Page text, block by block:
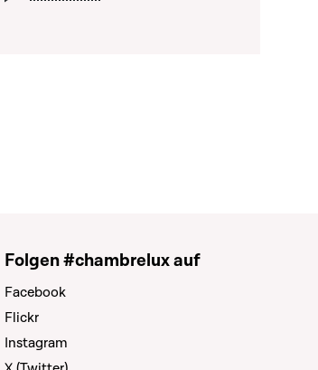
Folgen #chambrelux auf
Facebook
Flickr
Instagram